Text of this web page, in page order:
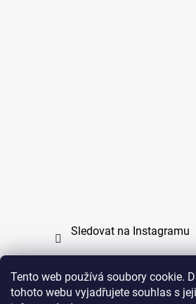
Tento web používá soubory cookie.
tohoto webu vyjadřujete souhlas s
Sledovat na Instagramu